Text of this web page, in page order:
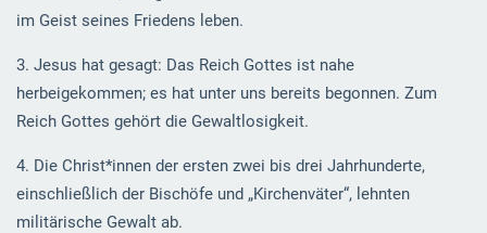
im Geist seines Friedens leben.
3. Jesus hat gesagt: Das Reich Gottes ist nahe
herbeigekommen; es hat unter uns bereits begonnen. Zum
Reich Gottes gehört die Gewaltlosigkeit.
4. Die Christ*innen der ersten zwei bis drei Jahrhunderte,
einschließlich der Bischöfe und „Kirchenväter“, lehnten
militärische Gewalt ab.